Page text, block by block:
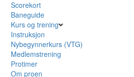
Scorekort
Baneguide
Kurs og trening
Instruksjon
Nybegynnerkurs (VTG)
Medlemstrening
Protimer
Om proen